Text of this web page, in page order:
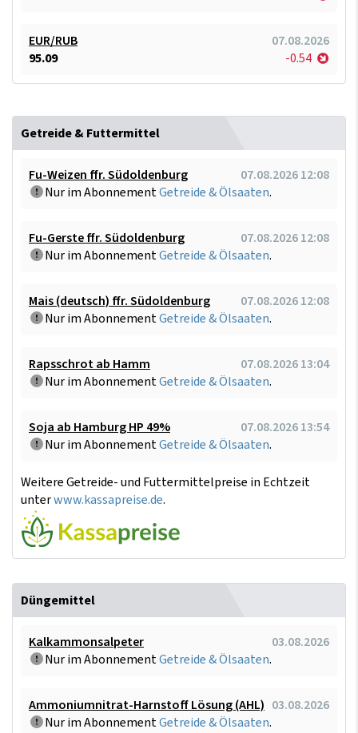
EUR/RUB
07.08.2026
95.09
-0.54
Getreide & Futtermittel
Fu-Weizen ffr. Südoldenburg
07.08.2026 12:08
Nur im AbonnementGetreide & Ölsaaten.
Fu-Gerste ffr. Südoldenburg
07.08.2026 12:08
Nur im AbonnementGetreide & Ölsaaten.
Mais (deutsch) ffr. Südoldenburg
07.08.2026 12:08
Nur im AbonnementGetreide & Ölsaaten.
Rapsschrot ab Hamm
07.08.2026 13:04
Nur im AbonnementGetreide & Ölsaaten.
Soja ab Hamburg HP 49%
07.08.2026 13:54
Nur im AbonnementGetreide & Ölsaaten.
Weitere Getreide- und Futtermittelpreise in Echtzeit
unterwww.kassapreise.de.
Düngemittel
Kalkammonsalpeter
03.08.2026
Nur im AbonnementGetreide & Ölsaaten.
Ammoniumnitrat-Harnstoff Lösung (AHL) 03.08.2026
Nur im AbonnementGetreide & Ölsaaten.